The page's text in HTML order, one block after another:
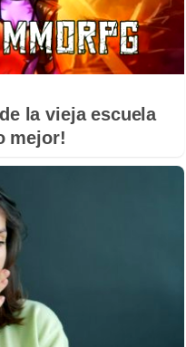
la vieja escuela
mejor!